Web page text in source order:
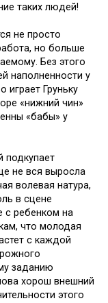
таких людей!
не просто
но больше
Без этого
наполненности у
играет Груньку
«нижний чин»
«бабы» у
подкупает
не вся выросла
волевая натура,
в сцене
с ребенком на
что молодая
с каждой
заданию
хорош внешний
этого